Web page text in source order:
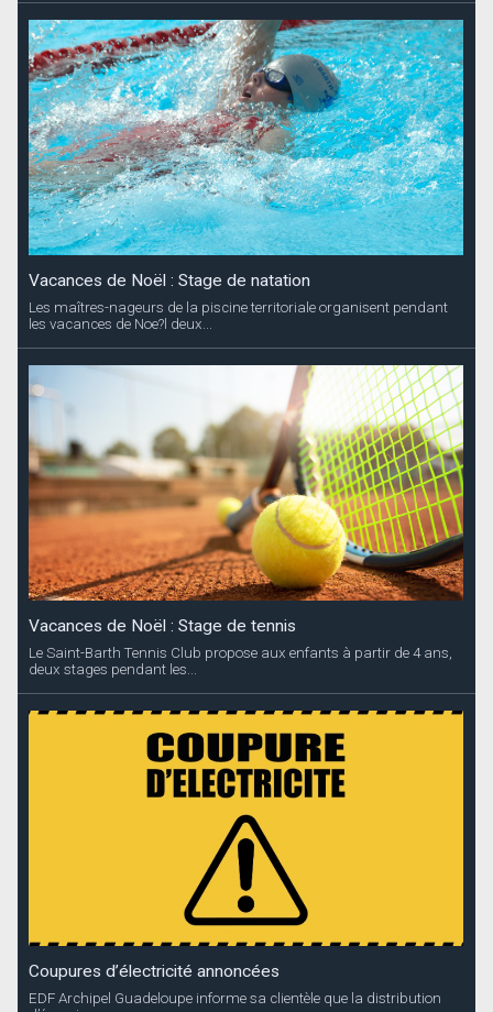
Vacances de Noël : Stage de natation
Les maîtres-nageurs de la piscine territoriale organisent pendant
les vacances de Noe?l deux...
Vacances de Noël : Stage de tennis
Le Saint-Barth Tennis Club propose aux enfants à partir de 4 ans,
deux stages pendant les...
Coupures d’électricité annoncées
EDF Archipel Guadeloupe informe sa clientèle que la distribution